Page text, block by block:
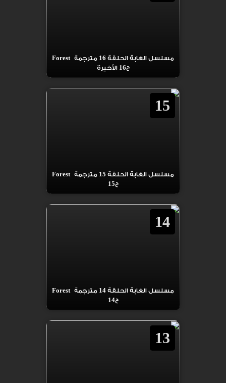
مسلسل الغابة الحلقة 16 مترجمة Forest
ح16 الأخيرة
15
مسلسل الغابة الحلقة 15 مترجمة Forest
ح15
14
مسلسل الغابة الحلقة 14 مترجمة Forest
ح14
13